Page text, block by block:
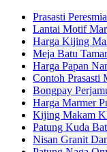
Prasasti
Lantai Motif
Harga Kijing
Meja Batu
Harga Papan
Contoh Prasasti
Bongpay
Harga Marmer
Kijing Makam
Patung Kuda
Nisan Granit